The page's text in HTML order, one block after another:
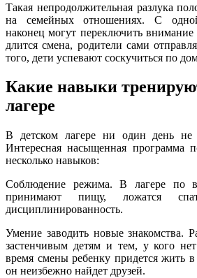
Такая непродолжительная разлука
на семейных отношениях. С
наконец могут переключить внимание
длится смена, родители сами
того, дети успевают соскучиться по
Какие навыки
лагере
В детском лагере ни один день не
Интересная насыщенная программа
несколько навыков:
Соблюдение режима. В лагере по
принимают пищу, ложатся
дисциплинированность.
Умение заводить новые знакомства.
застенчивым детям и тем, у кого
время смены ребенку придется жить в
он неизбежно найдет друзей.